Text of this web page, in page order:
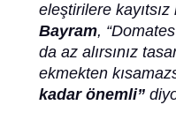
eleştirilere kayıtsız
Bayram,
da az alırsınız
ekmekten
kadar önemli”